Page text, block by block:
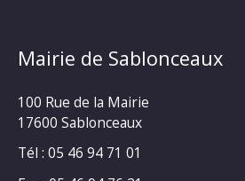
Mairie de Sablonceaux
100 Rue de la Mairie
17600 Sablonceaux
Tél : 05 46 94 71 01